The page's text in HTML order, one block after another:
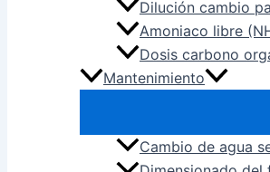
Dilución cambio
Amoniaco libre
Dosis carbono
Mantenimiento
Cambio de agua